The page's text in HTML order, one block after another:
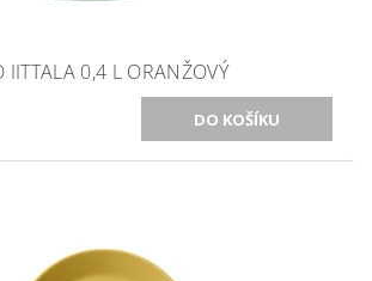
IITTALA 0,4 L ORANŽOVÝ